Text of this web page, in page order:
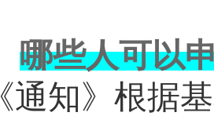
哪些人可以
通知》根据